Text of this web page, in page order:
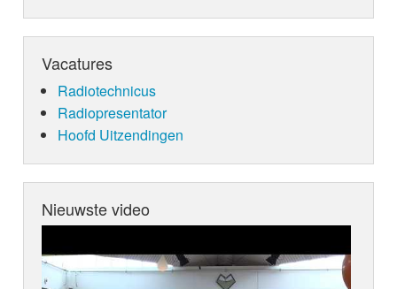
Vacatures
Radiotechnicus
Radiopresentator
Hoofd Uitzendingen
Nieuwste video